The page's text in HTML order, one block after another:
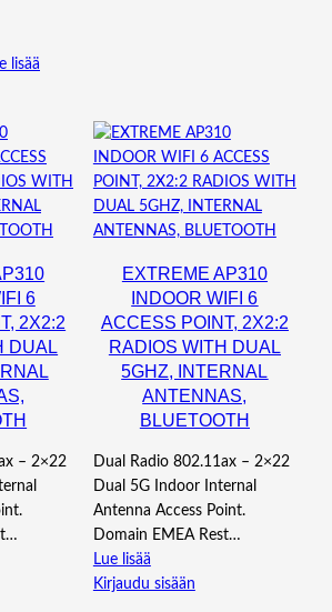
lisää
6
2X2:2
DUAL
– 2×22
EXTREME AP310
INDOOR WIFI 6
ACCESS POINT, 2X2:2
RADIOS WITH DUAL
5GHZ, INTERNAL
ANTENNAS,
BLUETOOTH
Dual Radio 802.11ax – 2×22
Dual 5G Indoor Internal
Antenna Access Point.
Domain EMEA Rest…
Lue lisää
Kirjaudu sisään